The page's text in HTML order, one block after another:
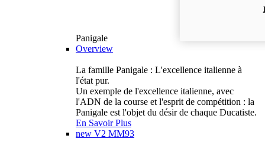
Panigale
Overview
La famille Panigale : L'excellence italienne à
l'état pur.
Un exemple de l'excellence italienne, avec
l'ADN de la course et l'esprit de compétition : la
Panigale est l'objet du désir de chaque Ducatiste.
En Savoir Plus
new V2 MM93